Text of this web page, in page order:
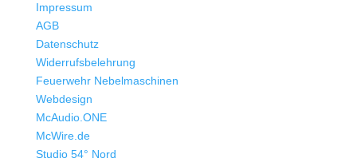
Impressum
AGB
Datenschutz
Widerrufsbelehrung
Feuerwehr Nebelmaschinen
Webdesign
McAudio.ONE
McWire.de
Studio 54° Nord